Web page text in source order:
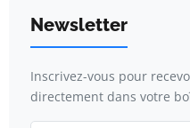
Newsletter
Inscrivez-vous pour
directement dans votre